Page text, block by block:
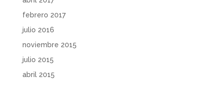
febrero 2017
julio 2016
noviembre 2015
julio 2015
abril 2015